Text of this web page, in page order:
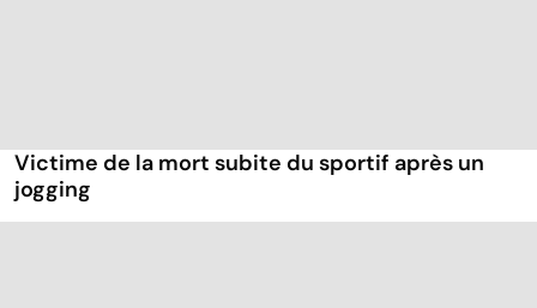
Victime de la mort subite du sportif après un
jogging